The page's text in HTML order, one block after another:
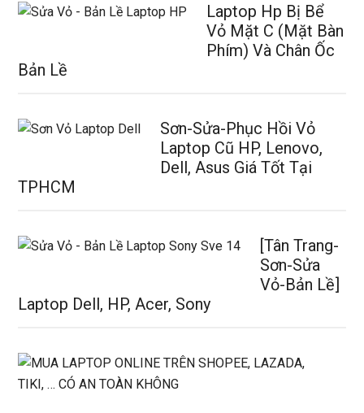
Laptop Hp Bị Bể
Vỏ Mặt C (Mặt Bàn
Phím) Và Chân Ốc
Bản Lề
Sơn-Sửa-Phục Hồi Vỏ
Laptop Cũ HP, Lenovo,
Dell, Asus Giá Tốt Tại
TPHCM
[Tân Trang-
Sơn-Sửa
Vỏ-Bản Lề]
Laptop Dell, HP, Acer, Sony